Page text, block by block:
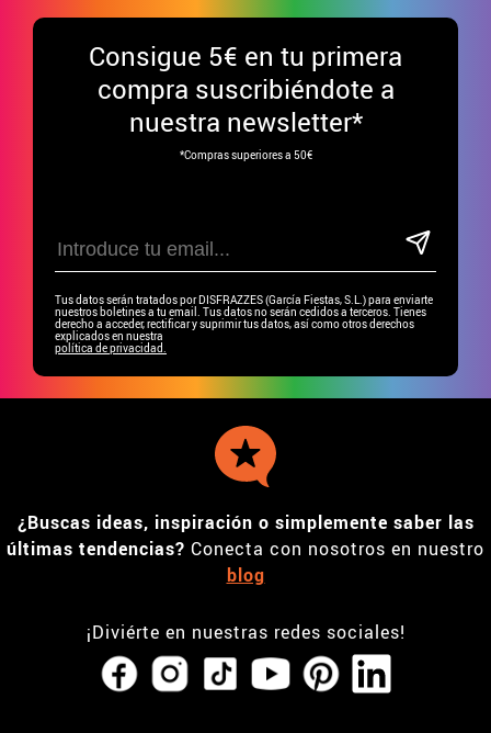
Consigue 5€ en tu primera
compra suscribiéndote a
nuestra newsletter*
*Compras superiores a 50€
Tus datos serán tratados por DISFRAZZES (García Fiestas, S.L.) para enviarte
nuestros boletines a tu email. Tus datos no serán cedidos a terceros. Tienes
derecho a acceder, rectificar y suprimir tus datos, así como otros derechos
explicados en nuestra
política de privacidad.
¿Buscas ideas, inspiración o simplemente saber las
últimas tendencias? Conecta con nosotros en nuestro
blog
¡Diviérte en nuestras redes sociales!